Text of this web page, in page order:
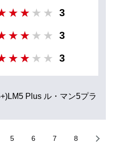
3
3
3
Plus ル・マン5プラ
5 6 7 8